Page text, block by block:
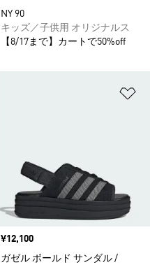
NY 90
キッズ／子供用 オリジナルス
【8/17まで】カートで50%off
価格
¥12,100
ガゼル ボールド サンダル /